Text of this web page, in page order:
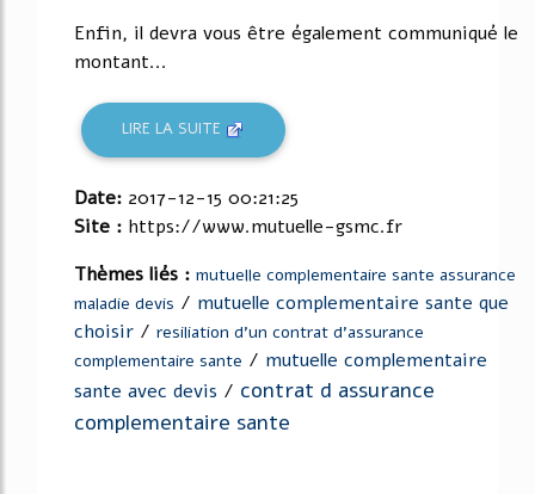
Enfin, il devra vous être également communiqué le
montant...
LIRE LA SUITE
Date: 2017-12-15 00:21:25
Site : https://www.mutuelle-gsmc.fr
Thèmes liés : mutuelle complementaire sante assurance
maladie devis / mutuelle complementaire sante que
choisir / resiliation d'un contrat d'assurance
complementaire sante / mutuelle complementaire
sante avec devis / contrat d assurance
complementaire sante